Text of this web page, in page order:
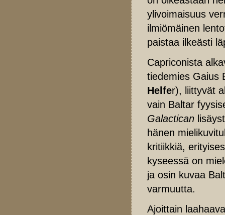
ylivoimaisuus
ilmiömäinen
paistaa ilkeästi
Capriconista
tiedemies Gaius
Helfer), liittyvät
vain Baltar
Galactican
hänen
kritiikkiä,
kyseessä on
ja osin kuvaa
varmuutta.
Ajoittain